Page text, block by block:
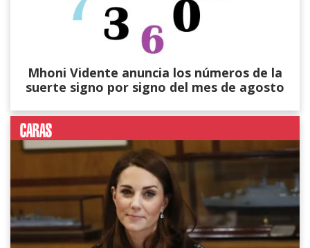
Mhoni Vidente anuncia los números de la
suerte signo por signo del mes de agosto